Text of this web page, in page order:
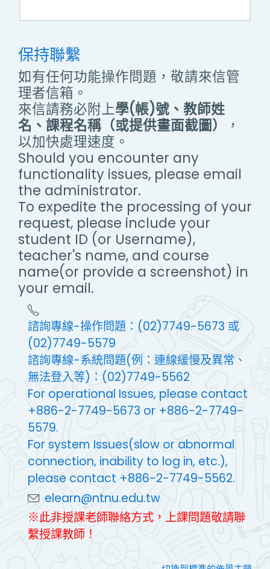
保持聯繫
如有任何功能操作問題，敬請來信管
理者信箱。
來信請務必附上學(帳)號、教師姓
名、課程名稱（或提供畫面截圖）
，
以加快處理速度。
Should you encounter any
functionality issues, please email
the administrator.
To expedite the processing of your
request, please include your
student ID (or Username),
teacher's name, and course
name(or provide a screenshot) in
your email.
諮詢專線-操作問題：(02)7749-5673 或
(02)7749-5579
諮詢專線-系統問題(例：連線緩慢及異常、
無法登入等)：(02)7749-5562
For operational Issues, please contact
+886-2-7749-5673 or +886-2-7749-
5579.
For system Issues(slow or abnormal
connection, inability to log in, etc.),
please contact +886-2-7749-5562.
elearn@ntnu.edu.tw
※此非授課老師聯絡方式，上課問題敬請聯
繫授課教師！